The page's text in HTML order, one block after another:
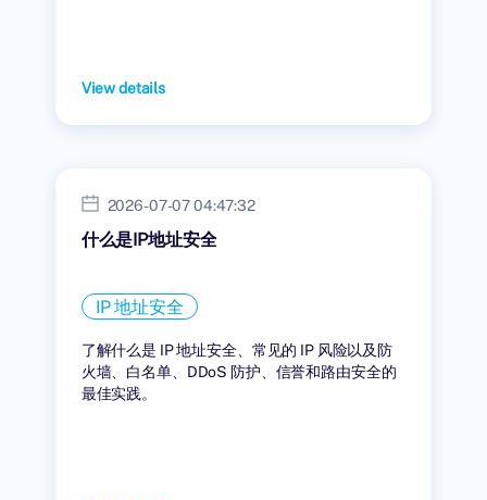
View details
2026-07-07 04:47:32
什么是IP地址安全
IP 地址安全
了解什么是 IP 地址安全、常见的 IP 风险以及防
火墙、白名单、DDoS 防护、信誉和路由安全的
最佳实践。